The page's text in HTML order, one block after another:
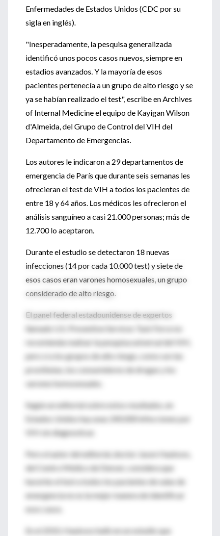
Enfermedades de Estados Unidos (CDC por su
sigla en inglés).
"Inesperadamente, la pesquisa generalizada
identificó unos pocos casos nuevos, siempre en
estadios avanzados. Y la mayoría de esos
pacientes pertenecía a un grupo de alto riesgo y se
ya se habían realizado el test", escribe en Archives
of Internal Medicine el equipo de Kayigan Wilson
d'Almeida, del Grupo de Control del VIH del
Departamento de Emergencias.
Los autores le indicaron a 29 departamentos de
emergencia de París que durante seis semanas les
ofrecieran el test de VIH a todos los pacientes de
entre 18 y 64 años. Los médicos les ofrecieron el
análisis sanguíneo a casi 21.000 personas; más de
12.700 lo aceptaron.
Durante el estudio se detectaron 18 nuevas
infecciones (14 por cada 10.000 test) y siete de
esos casos eran varones homosexuales, un grupo
considerado de alto riesgo.
El panel federal estadounidense de expertos
llamado U.S. Preventive Services Task Force no
recomienda realizar la pesquisa universal del VIH,
pero sí a los grupos de alto riesgo, como son las
prostitutas, los consumidores de drogas y los
varones homosexuales.
Según un editorial sobre estos resultados, en
Estados Unidos hay unas 240.000 infecciones por
VIH sin diagnosticar.
Pero el autor del editorial, doctor Jason Haukoos,
del Centro Médico de Denver, considera que
hacerles el test a todos los pacientes de salas de
emergencia no es la mejor manera de identificar
esos casos.
En el 2010, Haukoos halló en un estudio que